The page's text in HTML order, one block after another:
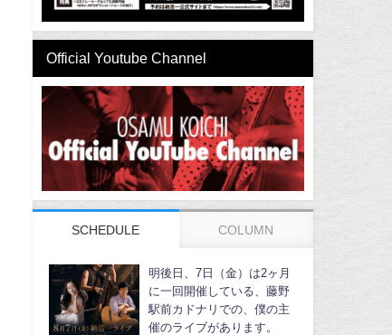
Official Youtube Channel
SCHEDULE COLUMN
明後日、7日（金）は2ヶ月
に一回開催している、藤野
駅前カドナリでの、僕の主
催のライブがあります。